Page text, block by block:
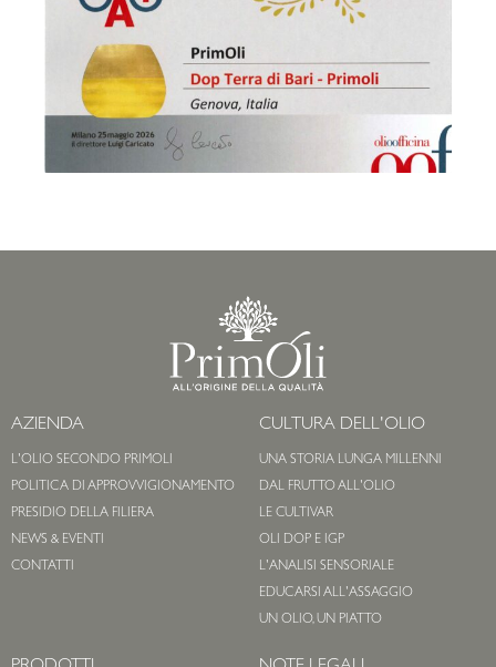
AZIENDA
L'OLIO SECONDO PRIMOLI
POLITICA DI APPROVVIGIONAMENTO
PRESIDIO DELLA FILIERA
NEWS & EVENTI
CONTATTI
CULTURA DELL'OLIO
UNA STORIA LUNGA MILLENNI
DAL FRUTTO ALL'OLIO
LE CULTIVAR
OLI DOP E IGP
L'ANALISI SENSORIALE
EDUCARSI ALL'ASSAGGIO
UN OLIO, UN PIATTO